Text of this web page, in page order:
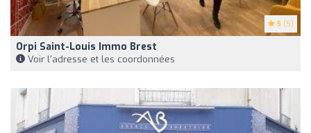
5 (5)
Orpi Saint-Louis Immo Brest
Voir l'adresse et les coordonnées